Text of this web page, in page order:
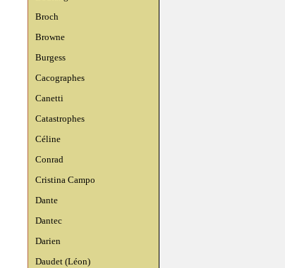
Broch
Browne
Burgess
Cacographes
Canetti
Catastrophes
Céline
Conrad
Cristina Campo
Dante
Dantec
Darien
Daudet (Léon)